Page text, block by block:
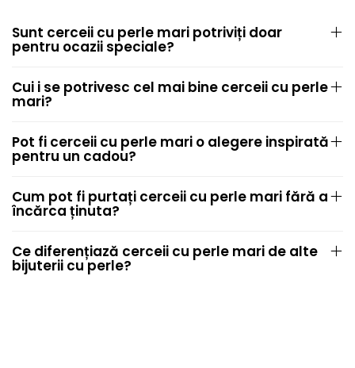
Sunt cerceii cu perle mari potriviți doar
pentru ocazii speciale?
Cui i se potrivesc cel mai bine cerceii cu perle
mari?
Pot fi cerceii cu perle mari o alegere inspirată
pentru un cadou?
Cum pot fi purtați cerceii cu perle mari fără a
încărca ținuta?
Ce diferențiază cerceii cu perle mari de alte
bijuterii cu perle?